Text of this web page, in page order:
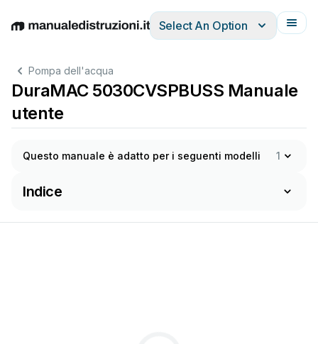
EnglishDeutschEspañolItalianoFrançais
Select An Option
Pompa dell'acqua
DuraMAC 5030CVSPBUSS Manuale
utente
Questo manuale è adatto per i seguenti modelli 1
Indice